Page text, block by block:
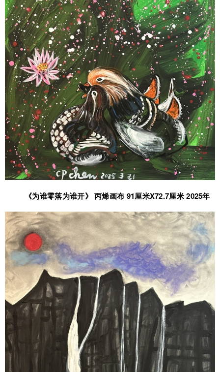
《为谁零落为谁开》 丙烯画布 91厘米X72.7厘米 2025年